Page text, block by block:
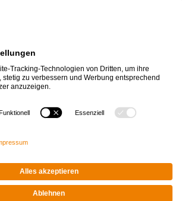
Impressum|Datenschutz